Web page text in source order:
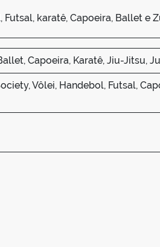
Futsal, karatê, Capoeira, Ballet e
Capoeira, Karatê, Jiu-Jitsu,
Vôlei, Handebol, Futsal,